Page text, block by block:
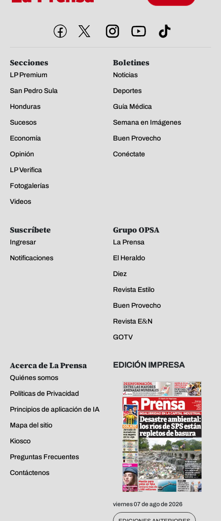
Secciones
LP Premium
San Pedro Sula
Honduras
Sucesos
Economía
Opinión
LP Verifica
Fotogalerías
Videos
Boletines
Noticias
Deportes
Guía Médica
Semana en Imágenes
Buen Provecho
Conéctate
Suscríbete
Ingresar
Notificaciones
Grupo OPSA
La Prensa
El Heraldo
Diez
Revista Estilo
Buen Provecho
Revista E&N
GOTV
Acerca de La Prensa
Quiénes somos
Políticas de Privacidad
Principios de aplicación de IA
Mapa del sitio
Kiosco
Preguntas Frecuentes
Contáctenos
EDICIÓN IMPRESA
viernes 07 de ago de 2026